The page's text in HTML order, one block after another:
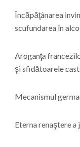
Încăpăţânarea
scufundarea în
Aroganţa
şi sfidătoarele
Mecanismul
Eterna renaştere